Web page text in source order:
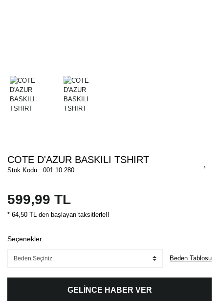
COTE D'AZUR BASKILI TSHIRT
Stok Kodu : 001.10.280
599,99 TL
* 64,50 TL den başlayan taksitlerle!!
Seçenekler
Beden Tablosu
GELİNCE HABER VER